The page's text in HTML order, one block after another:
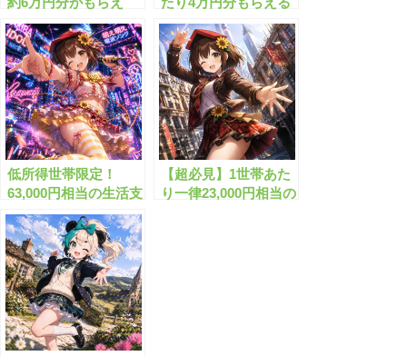
る”生活給付金”と
は？
給付金
低所得世帯限定！
63,000円相当の生活支
援が受けられる超お得
な制度とは？
【超必見】1世帯あた
り一律23,000円相当の